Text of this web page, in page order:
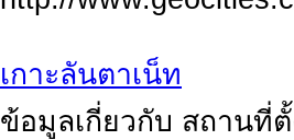
เกาะลันตาเน็ท
ข้อมูลเกี่ยวกับ สถานที่